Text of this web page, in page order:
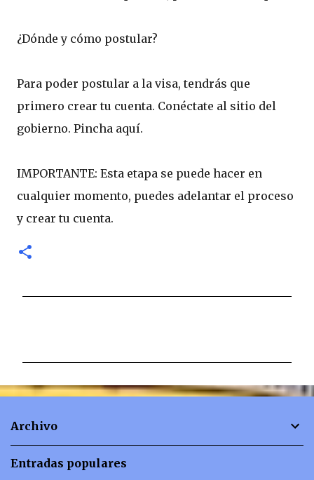
¿Dónde y cómo postular?
Para poder postular a la visa, tendrás que
primero crear tu cuenta. Conéctate al sitio del
gobierno. Pincha aquí.
IMPORTANTE: Esta etapa se puede hacer en
cualquier momento, puedes adelantar el proceso
y crear tu cuenta.
n
Archivo
Entradas populares